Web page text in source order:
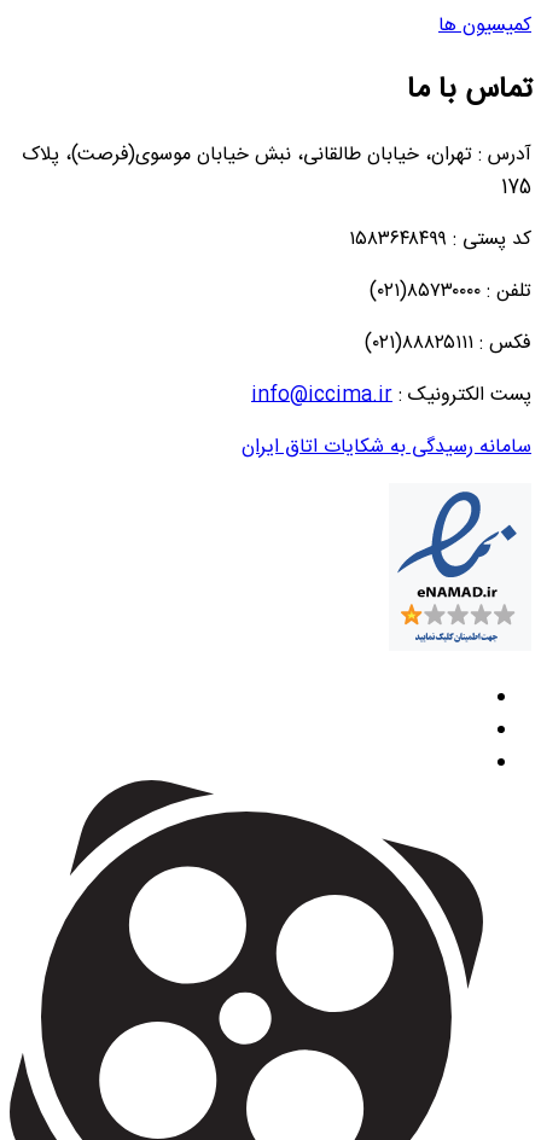
کمیسیون ها
تماس با ما
آدرس : تهران، خیابان طالقانی، نبش خیابان موسوی(فرصت)، پلاک
175
کد پستی : ۱۵۸۳۶۴۸۴۹۹
تلفن : ۸۵۷۳۰۰۰۰(۰۲۱)
فکس : ۸۸۸۲۵۱۱۱(۰۲۱)
پست الکترونیک :info@iccima.ir
سامانه رسیدگی به شکایات اتاق ایران